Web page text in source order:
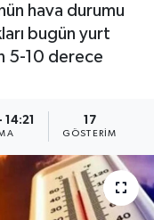
hava durumu
bugün yurt
5-10 derece
17
GÖSTERIM